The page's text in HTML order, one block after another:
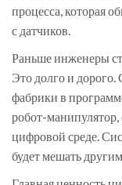
процесса, которая
с датчиков.
Раньше инженеры
Это долго и
фабрики в
робот-манипулятор,
цифровой среде.
будет мешать